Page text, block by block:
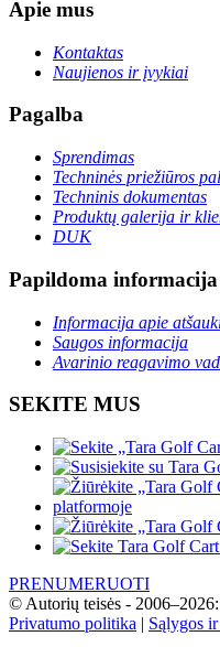
Apie mus
Kontaktas
Naujienos ir įvykiai
Pagalba
Sprendimas
Techninės priežiūros
Techninis dokumentas
Produktų galerija ir
DUK
Papildoma informacija
Informacija apie
Saugos informacija
Avarinio reagavimo
SEKITE MUS
PRENUMERUOTI
© Autorių teisės - 2006–2026:
Privatumo politika | Sąlygos